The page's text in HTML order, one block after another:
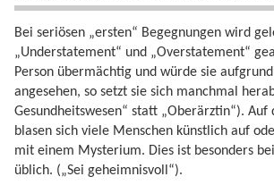
Bei seriösen „ersten“ Begegnungen wird
„Understatement“ und „Overstatement“
Person übermächtig und würde sie
angesehen, so setzt sie sich manchmal
Gesundheitswesen“ statt „Oberärztin“). Auf
blasen sich viele Menschen künstlich auf
mit einem Mysterium. Dies ist besonders
üblich. („Sei geheimnisvoll“).